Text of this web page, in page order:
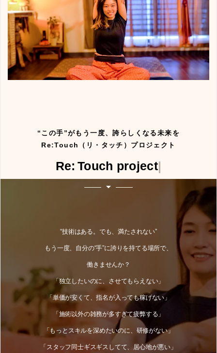
“この手”がもう一度、誇らしくなる未来を
Re:Touch（リ・タッチ）プロジェクト
Re:
“技術はある。でも、満たされない”
もう一度、自分の“手”に誇りを持てる場所で、
働きませんか？
「独立したいのに、させてもらえない」
「単価が安くて、指名が入っても稼げない」
「施術以外の雑務が多すぎて疲弊する」
「もっとスキルを深めたいのに、研修がない」
「スタッフ同士ギスギスしてて、居心地が悪い」